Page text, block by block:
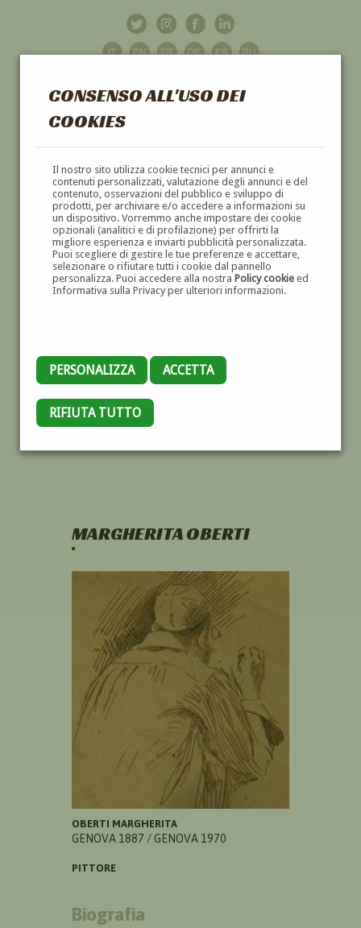
CONSENSO ALL'USO DEI
COOKIES
Il nostro sito utilizza cookie tecnici per annunci e
contenuti personalizzati, valutazione degli annunci e del
contenuto, osservazioni del pubblico e sviluppo di
prodotti, per archiviare e/o accedere a informazioni su
un dispositivo. Vorremmo anche impostare dei cookie
opzionali (analitici e di profilazione) per offrirti la
migliore esperienza e inviarti pubblicità personalizzata.
Puoi scegliere di gestire le tue preferenze e accettare,
selezionare o rifiutare tutti i cookie dal pannello
personalizza. Puoi accedere alla nostra Policy cookieed
Informativa sulla Privacy per ulteriori informazioni.
PERSONALIZZA ACCETTA
RIFIUTA TUTTO
GALLERIAD'ARTE
DIPINTI E SCULTURE '800 E '900
MARGHERITA OBERTI
OBERTI MARGHERITA
GENOVA 1887 / GENOVA 1970
PITTORE
Biografia